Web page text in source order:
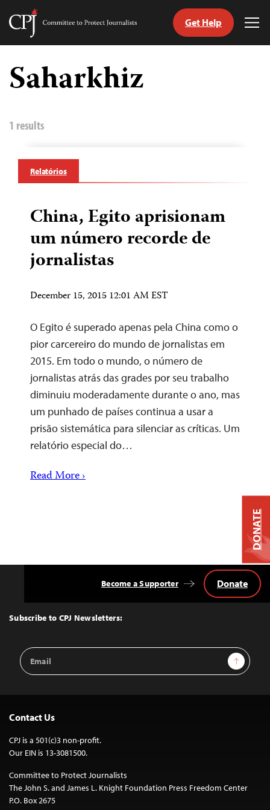
Skip
content
Committee
Journalists
Get Help
Saharkhiz
1 results
Relatórios
China, Egito aprisionam
um número recorde de
jornalistas
December 15, 2015 12:01 AM EST
O Egito é superado apenas pela China como o
pior carcereiro do mundo de jornalistas em
2015. Em todo o mundo, o número de
jornalistas atrás das grades por seu trabalho
diminuiu moderadamente durante o ano, mas
um punhado de países continua a usar a
prisão sistemática para silenciar as críticas. Um
relatório especial do…
Read More ›
Top
Subscribe to CPJ Newsletters:
Email
Address
Sign Up
Become a Supporter Donate
Contact Us
CPJ is a 501(c)3 non-profit.
Our EIN is 13-3081500.
Committee to Protect Journalists
The John S. and James L. Knight Foundation Press Freedom Center
P.O. Box 2675
DONATE